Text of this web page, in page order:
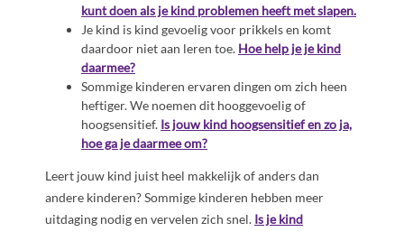
kunt doen als je kind problemen heeft met slapen.
Je kind is kind gevoelig voor prikkels en komt
daardoor niet aan leren toe. Hoe help je je kind
daarmee?
Sommige kinderen ervaren dingen om zich heen
heftiger. We noemen dit hooggevoelig of
hoogsensitief. Is jouw kind hoogsensitief en zo ja,
hoe ga je daarmee om?
Leert jouw kind juist heel makkelijk of anders dan
andere kinderen? Sommige kinderen hebben meer
uitdaging nodig en vervelen zich snel. Is je kind